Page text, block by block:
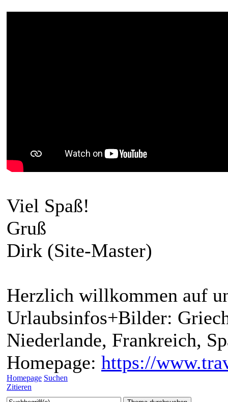
Viel Spaß!
Gruß
Dirk (Site-Master)
Herzlich willkommen auf
Urlaubsinfos+Bilder:
Niederlande, Frankreich,
Homepage: https://
Homepage Suchen
Zitieren